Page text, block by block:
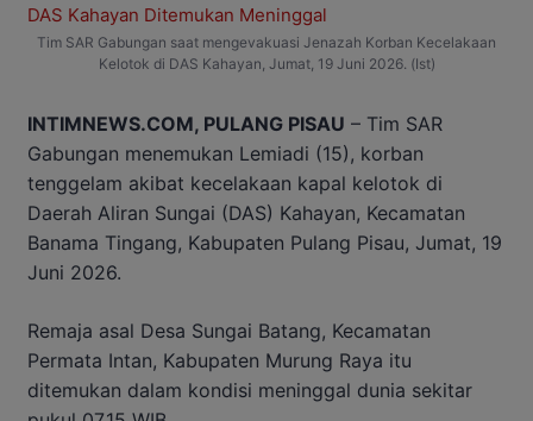
Tim SAR Gabungan saat mengevakuasi Jenazah Korban Kecelakaan
Kelotok di DAS Kahayan, Jumat, 19 Juni 2026. (Ist)
INTIMNEWS.COM, PULANG PISAU – Tim SAR
Gabungan menemukan Lemiadi (15), korban
tenggelam akibat kecelakaan kapal kelotok di
Daerah Aliran Sungai (DAS) Kahayan, Kecamatan
Banama Tingang, Kabupaten Pulang Pisau, Jumat, 19
Juni 2026.
Remaja asal Desa Sungai Batang, Kecamatan
Permata Intan, Kabupaten Murung Raya itu
ditemukan dalam kondisi meninggal dunia sekitar